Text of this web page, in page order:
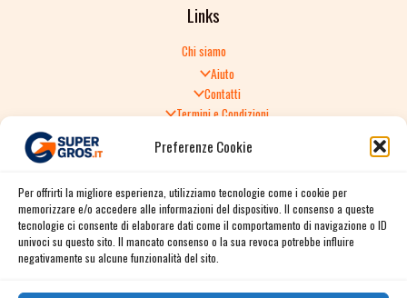
Preferenze Cookie
Per offrirti la migliore esperienza, utilizziamo tecnologie come i cookie per
memorizzare e/o accedere alle informazioni del dispositivo. Il consenso a queste
tecnologie ci consente di elaborare dati come il comportamento di navigazione o ID
univoci su questo sito. Il mancato consenso o la sua revoca potrebbe influire
negativamente su alcune funzionalità del sito.
Links
Chi siamo
Aiuto
Contatti
Termini e Condizioni
Politica di Reso
Spedizione e consegna
Informativa sulla Privacy
Cookie Policy